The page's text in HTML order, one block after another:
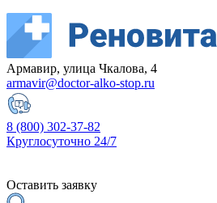
Армавир, улица Чкалова, 4
armavir@doctor-alko-stop.ru
8 (800) 302-37-82
Круглосуточно 24/7
Оставить заявку